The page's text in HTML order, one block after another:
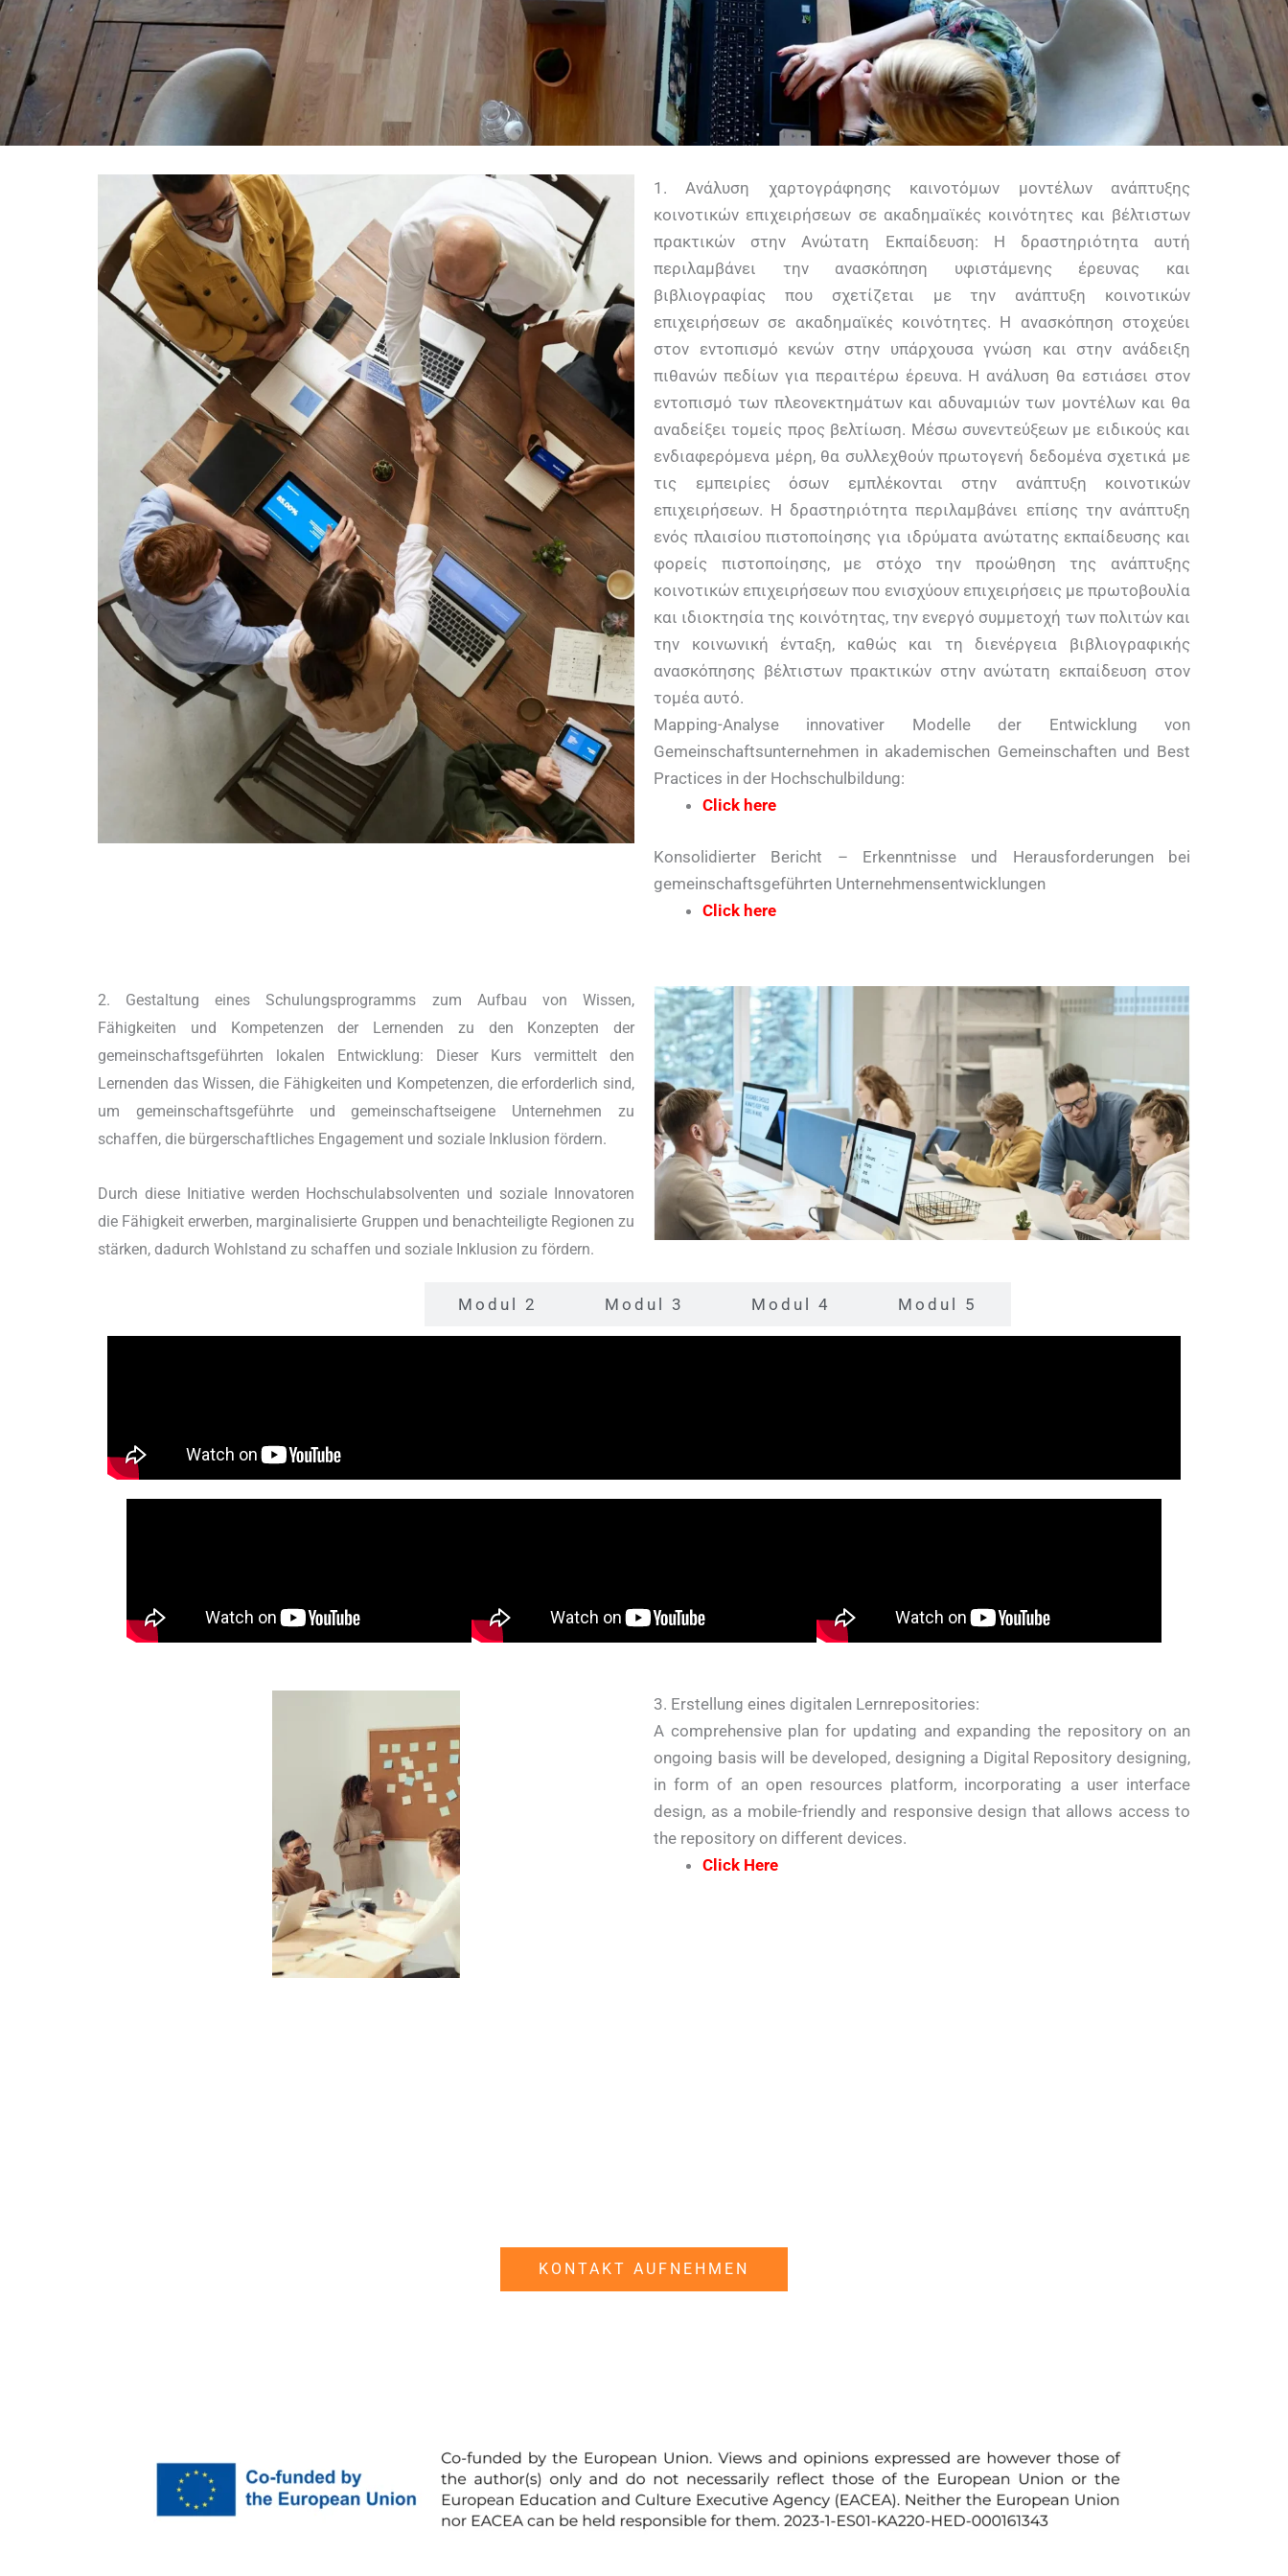
1. Ανάλυση χαρτογράφησης καινοτόμων μοντέλων ανάπτυξης
κοινοτικών επιχειρήσεων σε ακαδημαϊκές κοινότητες και βέλτιστων
πρακτικών στην Ανώτατη Εκπαίδευση: Η δραστηριότητα αυτή
περιλαμβάνει την ανασκόπηση υφιστάμενης έρευνας και
βιβλιογραφίας που σχετίζεται με την ανάπτυξη κοινοτικών
επιχειρήσεων σε ακαδημαϊκές κοινότητες. Η ανασκόπηση στοχεύει
στον εντοπισμό κενών στην υπάρχουσα γνώση και στην ανάδειξη
πιθανών πεδίων για περαιτέρω έρευνα. Η ανάλυση θα εστιάσει στον
εντοπισμό των πλεονεκτημάτων και αδυναμιών των μοντέλων και θα
αναδείξει τομείς προς βελτίωση. Μέσω συνεντεύξεων με ειδικούς και
ενδιαφερόμενα μέρη, θα συλλεχθούν πρωτογενή δεδομένα σχετικά με
τις εμπειρίες όσων εμπλέκονται στην ανάπτυξη κοινοτικών
επιχειρήσεων. Η δραστηριότητα περιλαμβάνει επίσης την ανάπτυξη
ενός πλαισίου πιστοποίησης για ιδρύματα ανώτατης εκπαίδευσης και
φορείς πιστοποίησης, με στόχο την προώθηση της ανάπτυξης
κοινοτικών επιχειρήσεων που ενισχύουν επιχειρήσεις με πρωτοβουλία
και ιδιοκτησία της κοινότητας, την ενεργό συμμετοχή των πολιτών και
την κοινωνική ένταξη, καθώς και τη διενέργεια βιβλιογραφικής
ανασκόπησης βέλτιστων πρακτικών στην ανώτατη εκπαίδευση στον
τομέα αυτό.
Mapping-Analyse innovativer Modelle der Entwicklung von
Gemeinschaftsunternehmen in akademischen Gemeinschaften und Best
Practices in der Hochschulbildung:
Click here
Konsolidierter Bericht – Erkenntnisse und Herausforderungen bei
gemeinschaftsgeführten Unternehmensentwicklungen
Click here
2. Gestaltung eines Schulungsprogramms zum Aufbau von Wissen,
Fähigkeiten und Kompetenzen der Lernenden zu den Konzepten der
gemeinschaftsgeführten lokalen Entwicklung: Dieser Kurs vermittelt den
Lernenden das Wissen, die Fähigkeiten und Kompetenzen, die erforderlich sind,
um gemeinschaftsgeführte und gemeinschaftseigene Unternehmen zu
schaffen, die bürgerschaftliches Engagement und soziale Inklusion fördern.
Durch diese Initiative werden Hochschulabsolventen und soziale Innovatoren
die Fähigkeit erwerben, marginalisierte Gruppen und benachteiligte Regionen zu
stärken, dadurch Wohlstand zu schaffen und soziale Inklusion zu fördern.
Modul 2 Modul 3 Modul 4 Modul 5
3. Erstellung eines digitalen Lernrepositories:
A comprehensive plan for updating and expanding the repository on an
ongoing basis will be developed, designing a Digital Repository designing,
in form of an open resources platform, incorporating a user interface
design, as a mobile-friendly and responsive design that allows access to
the repository on different devices.
Click Here
KONTAKT AUFNEHMEN